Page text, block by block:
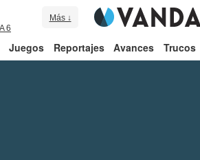
6
Más ↓
Juegos Reportajes Avances Trucos